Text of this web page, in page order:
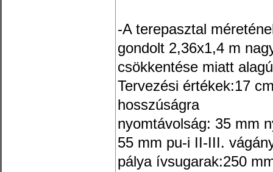
-A terepasztal
gondolt 2,36x1,4 m
csökkentése miatt
Tervezési értékek:17
hosszúságra
nyomtávolság: 35 mm
55 mm pu-i II-III.
pálya ívsugarak:250